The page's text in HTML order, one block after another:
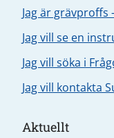
Jag är
Jag vill se en
Jag vill söka i
Jag vill kontakta
Aktuellt